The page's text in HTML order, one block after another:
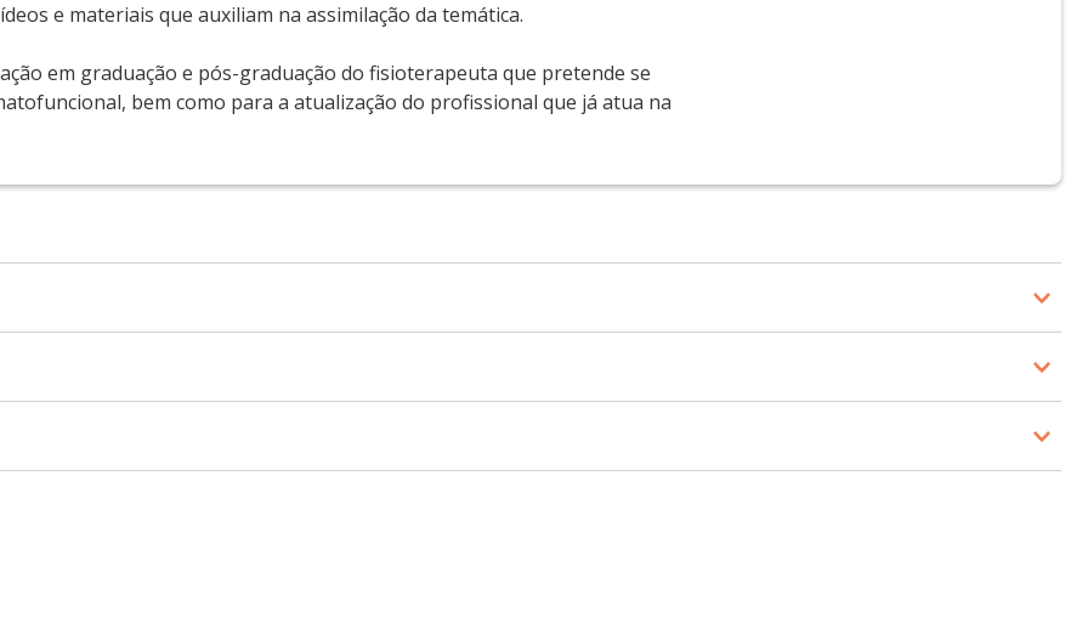
e materiais que auxiliam na assimilação da temática.
em graduação e pós-graduação do fisioterapeuta que pretende se
bem como para a atualização do profissional que já atua na
de Medicina de Ribeirão Preto da Universidade de São Paulo (FMRP/USP)